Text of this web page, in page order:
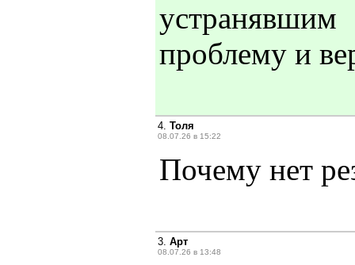
проблему и
4. Толя
08.07.26 в 15:22
Почему нет
3. Арт
08.07.26 в 13:48